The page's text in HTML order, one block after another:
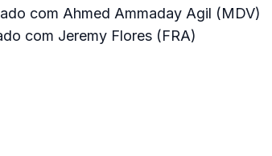
com Ahmed Ammaday Agil (MDV)
com Jeremy Flores (FRA)